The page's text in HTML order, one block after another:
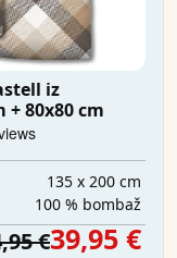
iz
+ 80x80 cm
135 x 200 cm
100 % bombaž
€39,95 €